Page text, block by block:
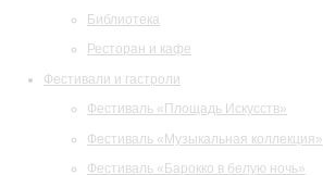
Библиотека
Ресторан и кафе
Фестивали и гастроли
Фестиваль «Площадь Искусств»
Фестиваль «Музыкальная коллекция»
Фестиваль «Барокко в белую ночь»